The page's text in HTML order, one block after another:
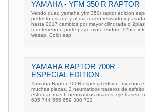
YAMAHA - YFM 350 R RAPTOR
Vendo quad yamaha yfm 350r raptor edicion
perfecto estado y al dia recien revisado y
hasta 2017 cambios por mayor cilindrada o
todoterreno o parte pago moto enduro 125cc
wasap. Color esp
YAMAHA RAPTOR 700R -
ESPECIAL EDITION
Yamaha Raptor 700R especial edition. muchos
muchas piezas. 2 neumaticos traseros de
estrenar. mas 6 neumaticos usados. eje trasero
685 744 555 659 380 722